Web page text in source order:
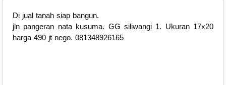
Di jual tanah siap bangun.
jln pangeran nata kusuma. GG siliwangi 1. Ukuran 17x20
harga 490 jt nego. 081348926165